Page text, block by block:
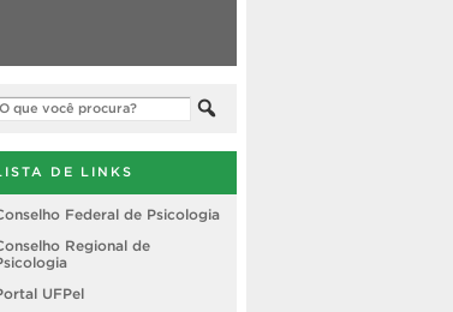
DE LINKS
Federal de Psicologia
Regional de
UFPel